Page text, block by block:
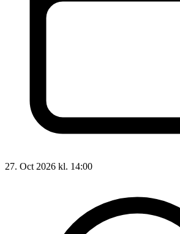
27. Oct 2026 kl. 14:00